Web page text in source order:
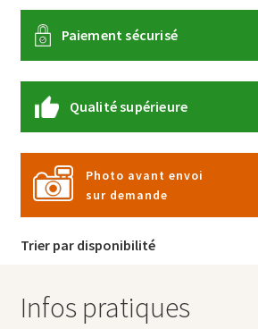
Paiement sécurisé
Qualité supérieure
Photo avant envoi
sur demande
Trier par disponibilité
Infos pratiques